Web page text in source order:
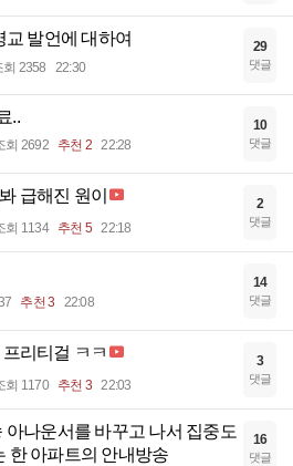
교 발언에 대하여
회 2358 22:30
29
댓글
..
회 2692 추천 2 22:28
10
댓글
급해진 원이
회 1134 추천 5 22:18
2
댓글
추천 3 22:08
14
댓글
리티걸 ㅋㅋ
회 1170 추천 3 22:03
3
댓글
아나운서를 바꾸고 나서 집중도
한 아파트의 안내방송
16
댓글